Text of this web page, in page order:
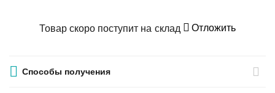
Товар скоро поступит на склад Отложить
Способы получения